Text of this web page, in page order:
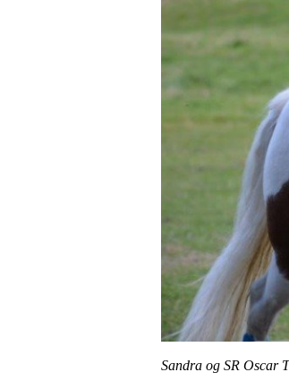
Sandra og SR Oscar